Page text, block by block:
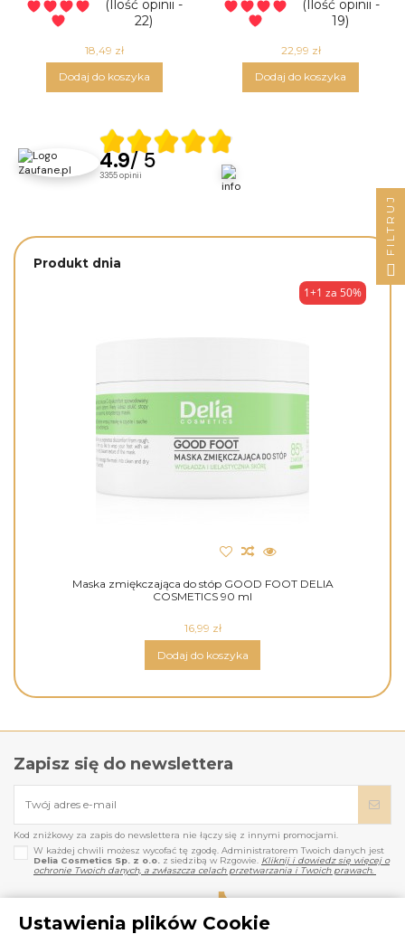
(Ilość opinii -
22)
18,49 zł
Dodaj do koszyka
(Ilość opinii -
19)
22,99 zł
Dodaj do koszyka
4.9/ 5
3355opinii
Produkt dnia
1+1 za 50%
Maska zmiękczająca do stóp GOOD FOOT DELIA
COSMETICS 90 ml
16,99 zł
Dodaj do koszyka
Zapisz się do newslettera
Kod zniżkowy za zapis do newslettera nie łączy się z innymi promocjami.
W każdej chwili możesz wycofać tę zgodę. Administratorem Twoich danych jest
Delia Cosmetics Sp. z o.o.
z siedzibą w Rzgowie. Kliknij i dowiedz się więcej o
ochronie Twoich danych, a zwłaszcza celach przetwarzania i Twoich prawach.
Ustawienia plików Cookie
FILTRUJ